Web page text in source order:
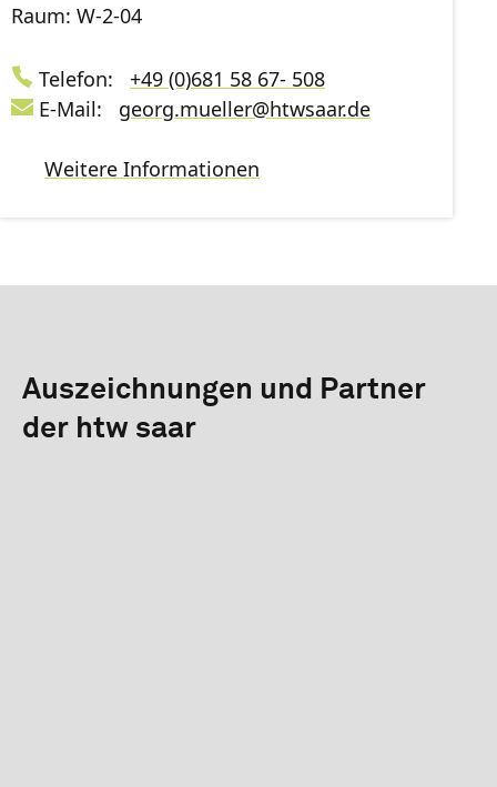
Raum: W-2-04
Telefon:
+49 (0)681 58 67- 508
E-Mail:
georg.mueller@htwsaar.de
Weitere Informationen
Auszeichnungen und Partner
der htw saar